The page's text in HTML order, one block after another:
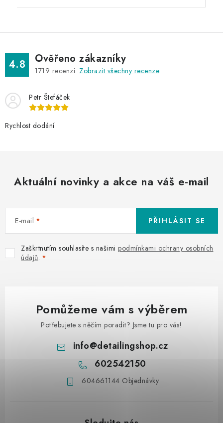
4.8 Ověřeno zákazníky
1719 recenzí. Zobrazit všechny recenze
Petr Štefáček
Rychlost dodání
Aktuální novinky a akce na váš e-mail
E-mail
Zaškrtnutím souhlasíte s našimi podmínkami ochrany osobních
údajů.
PŘIHLÁSIT SE
Pomůžeme vám s výběrem
Potřebujete s něčím poradit? Jsme tu pro vás!
info@detailingshop.cz
602542150
604661144 Objednávky